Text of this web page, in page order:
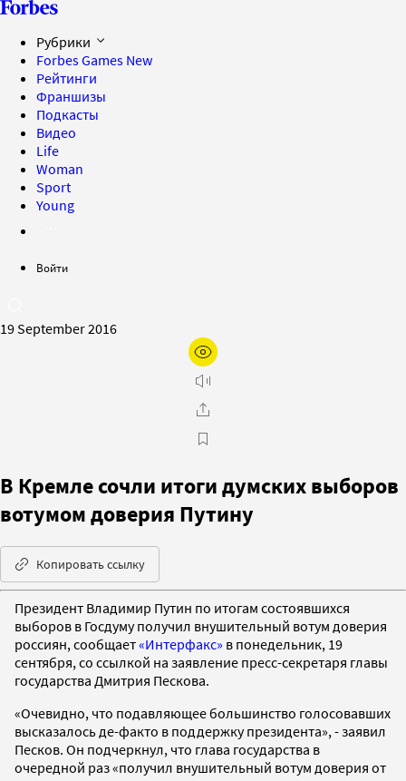
Рубрики
Forbes Games New
Рейтинги
Франшизы
Подкасты
Видео
Life
Woman
Sport
Young
Войти
19 September 2016
В Кремле сочли итоги думских выборов
вотумом доверия Путину
Копировать ссылку
Президент Владимир Путин по итогам состоявшихся
выборов в Госдуму получил внушительный вотум доверия
россиян, сообщает«Интерфакс» в понедельник, 19
сентября, со ссылкой на заявление пресс-секретаря главы
государства Дмитрия Пескова.
«Очевидно, что подавляющее большинство голосовавших
высказалось де-факто в поддержку президента», - заявил
Песков. Он подчеркнул, что глава государства в
очередной раз «получил внушительный вотум доверия от